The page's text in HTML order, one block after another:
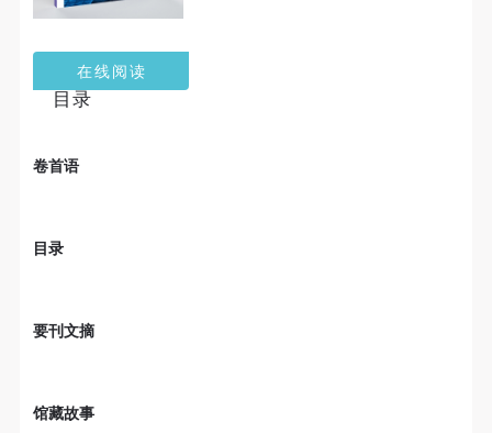
在线阅读
目录
卷首语
目录
要刊文摘
馆藏故事
由来和历史，每一个来到这里的人，多数都会花上个
三五日去感受吴哥雄伟壮观的寺院建筑群。 这里捡几
个重要而美的分享。 冷风起，冬意浓！ 这个冬日的
北京刻意显得不那么的温暖，不禁想逃离这荒凉几
感官。 选择去吴哥，因为太想亲自去感受一下这世界
体。唯有置身于吴哥王城，在“高棉微笑”的注视下，
详。仿佛瞬间被抽离出这世间之外，画面被定格静止
费口舌去解释每一处寺院的由来和历史，每一个来到